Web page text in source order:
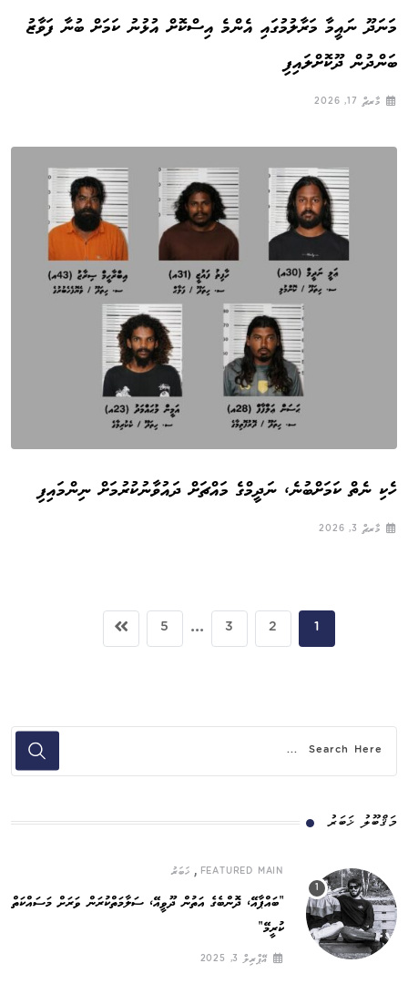
މަނަދޫ ނައީމާ މަރާލުމުގައި އެންމެ އިސްކޮށް އުޅުނު ކަމަށް ބުނާ ފަވާޒު
ބަންދުން ދޫކޮށްލައިފި
މާރޗް 17, 2026
ހެކި ނެތް ކަމަށްބުނެ، ނަދީމްގެ މައްޗަށް ދައުވާނުކުރުމަށް ނިންމައިފި
މާރޗް 3, 2026
1
2
3
...
5
މަޤްބޫލު ޚަބަރު
FEATURED MAIN
, ޚަބަރު
”ބައްޕާއޭ، ދޮންބެގެ އަތުން ދޫވީއޭ، ސަލާމަތްކުރަން ވަރަށް މަސައްކަތް
ކުރީމޭ“
އޭޕްރިލް 3, 2025